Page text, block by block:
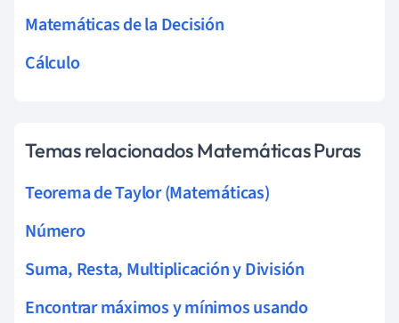
Matemáticas de la Decisión
Cálculo
Temas relacionados Matemáticas Puras
Teorema de Taylor (Matemáticas)
Número
Suma, Resta, Multiplicación y División
Encontrar máximos y mínimos usando